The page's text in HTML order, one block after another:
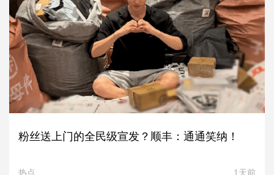
粉丝送上门的全民级宣发？顺丰：通通笑纳！
热点 1天前